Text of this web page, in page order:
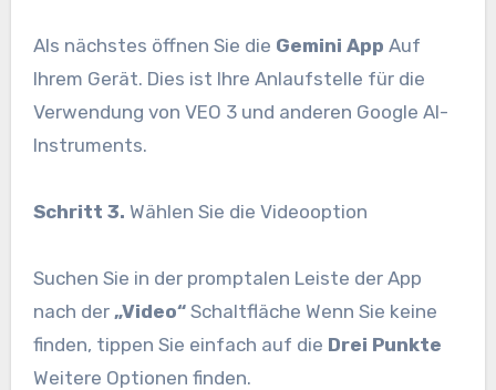
Als nächstes öffnen Sie die Gemini App Auf
Ihrem Gerät. Dies ist Ihre Anlaufstelle für die
Verwendung von VEO 3 und anderen Google AI-
Instruments.
Schritt 3. Wählen Sie die Videooption
Suchen Sie in der promptalen Leiste der App
nach der „Video“Schaltfläche Wenn Sie keine
finden, tippen Sie einfach auf die Drei Punkte
Weitere Optionen finden.